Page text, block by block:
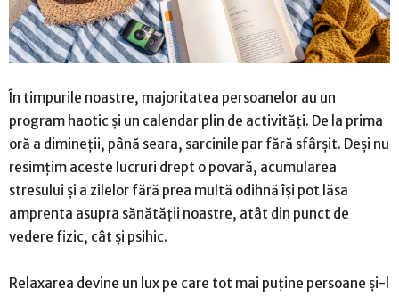
În timpurile noastre, majoritatea persoanelor au un
program haotic și un calendar plin de activități. De la prima
oră a dimineții, până seara, sarcinile par fără sfârșit. Deși nu
resimțim aceste lucruri drept o povară, acumularea
stresului și a zilelor fără prea multă odihnă își pot lăsa
amprenta asupra sănătății noastre, atât din punct de
vedere fizic, cât și psihic.
Relaxarea devine un lux pe care tot mai puține persoane și-l